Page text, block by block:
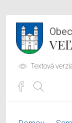
Obec
Textová